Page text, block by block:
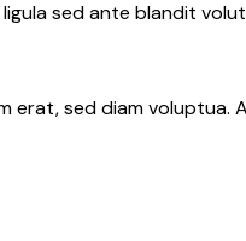
sed ante blandit
erat, sed diam voluptua.